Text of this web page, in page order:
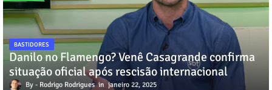
BASTIDORES
Danilo no Flamengo? Venê Casagrande confirma
situação oficial após rescisão internacional
Rodrigo Rodrigues janeiro 22, 2025